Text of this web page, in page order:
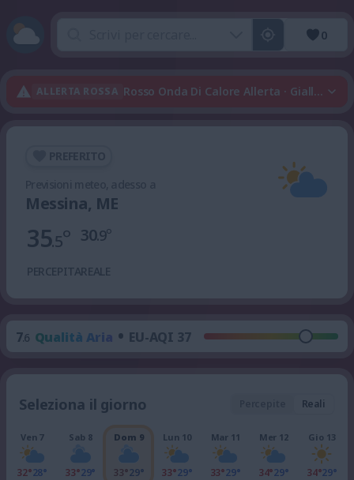
0
ALLERTA ROSSA Rosso Onda Di Calore Allerta · Giallo
Messina, ME
35.5°
PERCEPITA
30.9°
REALE
7.6 Qualità Aria • EU-AQI 37
Seleziona il giorno Reali
Ven 7
32°28°
Sab 8
33°29°
Dom 9
33°29°
Lun 10
33°29°
Mar 11
33°29°
Mer 12
34°29°
Gio 13
34°29°